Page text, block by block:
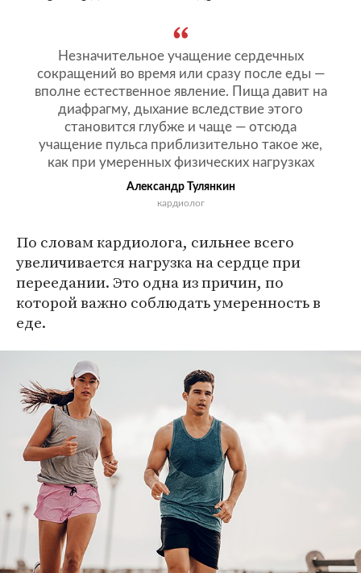
Незначительное учащение сердечных
сокращений во время или сразу после еды —
вполне естественное явление. Пища давит на
диафрагму, дыхание вследствие этого
становится глубже и чаще — отсюда
учащение пульса приблизительно такое же,
как при умеренных физических нагрузках
Александр Тулянкин
кардиолог
По словам кардиолога, сильнее всего
увеличивается нагрузка на сердце при
переедании. Это одна из причин, по
которой важно соблюдать умеренность в
еде.